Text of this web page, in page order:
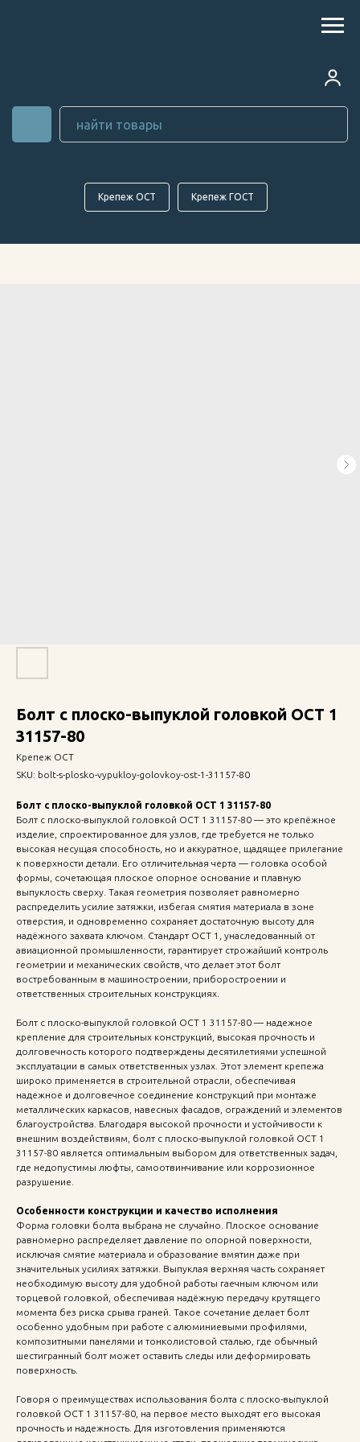
Крепеж ОСТ Крепеж ГОСТ
Болт с плоско-выпуклой головкой ОСТ 1
31157-80
Крепеж ОСТ
SKU: bolt-s-plosko-vypukloy-golovkoy-ost-1-31157-80
Болт с плоско-выпуклой головкой ОСТ 1 31157-80
Болт с плоско-выпуклой головкой ОСТ 1 31157-80 — это крепёжное
изделие, спроектированное для узлов, где требуется не только
высокая несущая способность, но и аккуратное, щадящее прилегание
к поверхности детали. Его отличительная черта — головка особой
формы, сочетающая плоское опорное основание и плавную
выпуклость сверху. Такая геометрия позволяет равномерно
распределить усилие затяжки, избегая смятия материала в зоне
отверстия, и одновременно сохраняет достаточную высоту для
надёжного захвата ключом. Стандарт ОСТ 1, унаследованный от
авиационной промышленности, гарантирует строжайший контроль
геометрии и механических свойств, что делает этот болт
востребованным в машиностроении, приборостроении и
ответственных строительных конструкциях.
Болт с плоско-выпуклой головкой ОСТ 1 31157-80 — надежное
крепление для строительных конструкций, высокая прочность и
долговечность которого подтверждены десятилетиями успешной
эксплуатации в самых ответственных узлах. Этот элемент крепежа
широко применяется в строительной отрасли, обеспечивая
надежное и долговечное соединение конструкций при монтаже
металлических каркасов, навесных фасадов, ограждений и элементов
благоустройства. Благодаря высокой прочности и устойчивости к
внешним воздействиям, болт с плоско-выпуклой головкой ОСТ 1
31157-80 является оптимальным выбором для ответственных задач,
где недопустимы люфты, самоотвинчивание или коррозионное
разрушение.
Особенности конструкции и качество исполнения
Форма головки болта выбрана не случайно. Плоское основание
равномерно распределяет давление по опорной поверхности,
исключая смятие материала и образование вмятин даже при
значительных усилиях затяжки. Выпуклая верхняя часть сохраняет
необходимую высоту для удобной работы гаечным ключом или
торцевой головкой, обеспечивая надёжную передачу крутящего
момента без риска срыва граней. Такое сочетание делает болт
особенно удобным при работе с алюминиевыми профилями,
композитными панелями и тонколистовой сталью, где обычный
шестигранный болт может оставить следы или деформировать
поверхность.
Говоря о преимуществах использования болта с плоско-выпуклой
головкой ОСТ 1 31157-80, на первое место выходят его высокая
прочность и надежность. Для изготовления применяются